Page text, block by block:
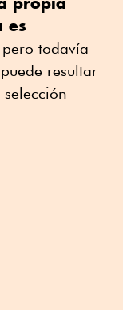
es
pero todavía
resultar